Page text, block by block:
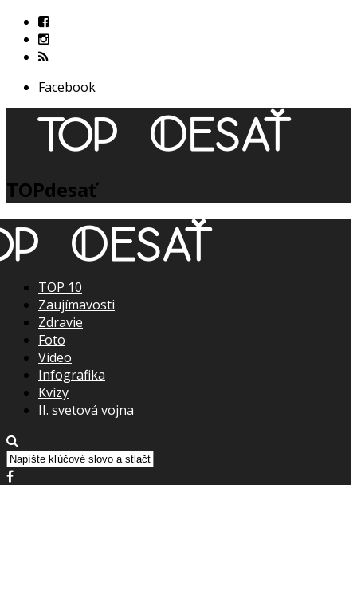
Facebook
TOPdesať
TOP 10
Zaujímavosti
Zdravie
Foto
Video
Infografika
Kvízy
II. svetová vojna